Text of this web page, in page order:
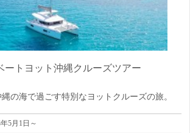
ートヨット沖縄クルーズツアー
の海で過ごす特別なヨットクルーズの旅。
5月1日～